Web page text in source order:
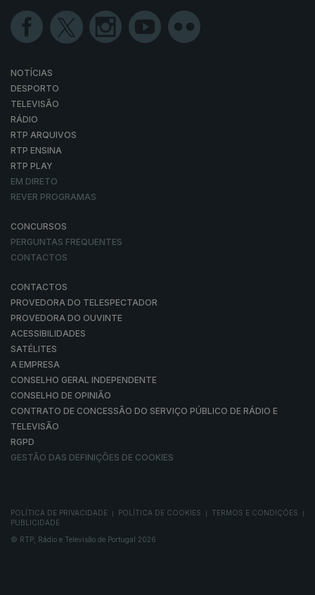
NOTÍCIAS
DESPORTO
TELEVISÃO
RÁDIO
RTP ARQUIVOS
RTP ENSINA
RTP PLAY
EM DIRETO
REVER PROGRAMAS
CONCURSOS
PERGUNTAS FREQUENTES
CONTACTOS
CONTACTOS
PROVEDORA DO TELESPECTADOR
PROVEDORA DO OUVINTE
ACESSIBILIDADES
SATÉLITES
A EMPRESA
CONSELHO GERAL INDEPENDENTE
CONSELHO DE OPINIÃO
CONTRATO DE CONCESSÃO DO SERVIÇO PÚBLICO DE RÁDIO E
TELEVISÃO
RGPD
GESTÃO DAS DEFINIÇÕES DE COOKIES
POLÍTICA DE PRIVACIDADE POLÍTICA DE COOKIES TERMOS E CONDIÇÕES
PUBLICIDADE
© RTP, Rádio e Televisão de Portugal 2026